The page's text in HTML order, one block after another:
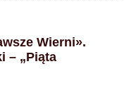
Wierni».
– „Piąta